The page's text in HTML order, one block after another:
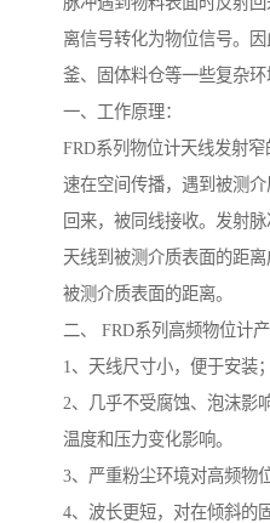
离信号转化为物位信号。
釜、固体料仓等一些复杂环
一、工作原理：
FRD系列物位计天线发射
速在空间传播，遇到被测
回来，被同线接收。发射
天线到被测介质表面的距
被测介质表面的距离。
二、 FRD系列高频物位计产
1、天线尺寸小，便于安装
2、几乎不受腐蚀、泡沫影
温度和压力变化影响。
3、严重粉尘环境对高频物
4、波长更短，对在倾斜的